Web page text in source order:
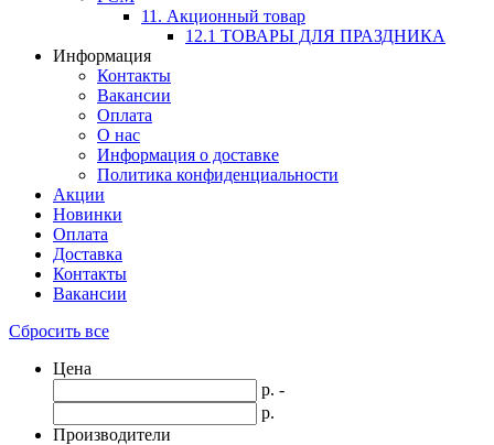
11. Акционный товар
12.1 ТОВАРЫ ДЛЯ ПРАЗДНИКА
Информация
Контакты
Вакансии
Оплата
О нас
Информация о доставке
Политика конфиденциальности
Акции
Новинки
Оплата
Доставка
Контакты
Вакансии
Сбросить все
Цена
р. -
р.
Производители